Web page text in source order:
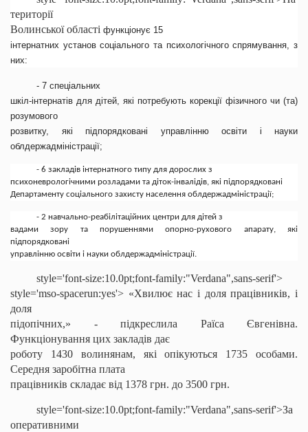
території
Волинської області функціонує 15
інтернатних установ соціального та психологічного спрямування, з
них:
- 7 спеціальних
шкіл-інтернатів для дітей, які потребують корекції фізичного чи (та)
розумового
розвитку, які підпорядковані управлінню освіти і науки
облдержадміністрації;
- 6 закладів інтернатного типу для дорослих з
психоневрологічними розладами та діток-інвалідів, які підпорядковані
Департаменту соціального захисту населення облдержадміністрації;
- 2 навчально-реабілітаційних центри для дітей з
вадами зору та порушеннями опорно-рухового апарату, які
підпорядковані
управлінню освіти і науки облдержадміністрації.
style='font-size:10.0pt;font-family:"Verdana",sans-serif'>
style='mso-spacerun:yes'> «Хвилює нас і доля працівників, і
доля
підопічних,» - підкреслила Раїса Євгенівна.
Функціонування цих закладів дає
роботу 1430 волинянам, які опікуються 1735 особами.
Середня заробітна плата
працівників складає від 1378 грн. до 3500 грн.
style='font-size:10.0pt;font-family:"Verdana",sans-serif'>За
оперативними